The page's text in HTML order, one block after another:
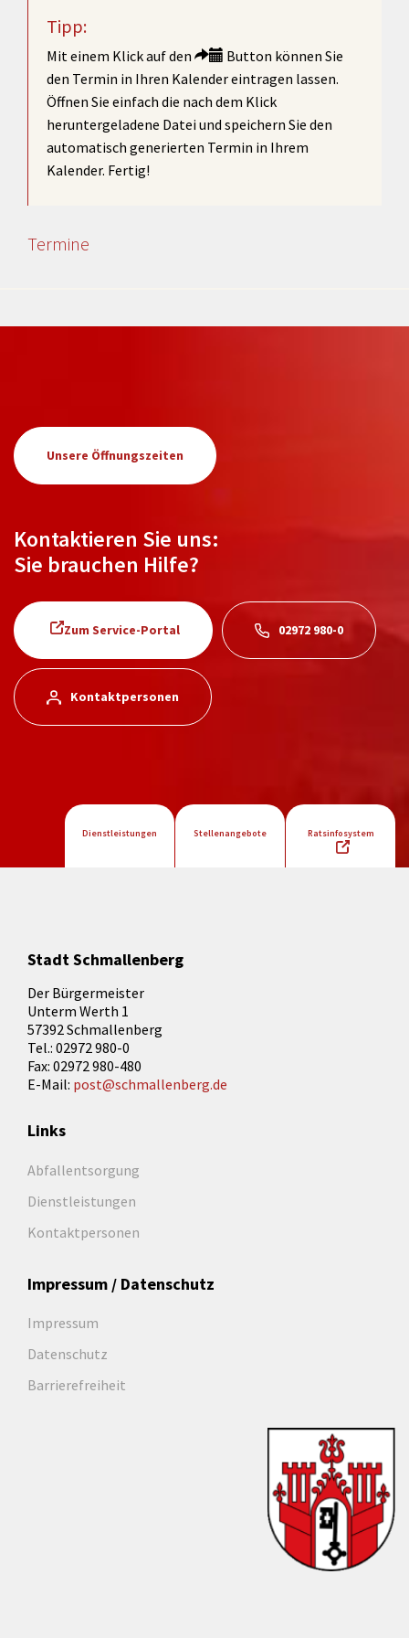
Tipp:
Mit einem Klick auf den
Button können Sie
den Termin in Ihren Kalender eintragen lassen.
Öffnen Sie einfach die nach dem Klick
heruntergeladene Datei und speichern Sie den
automatisch generierten Termin in Ihrem
Kalender. Fertig!
Termine
Unsere Öffnungszeiten
Kontaktieren Sie uns:
Sie brauchen Hilfe?
Zum Service-Portal 02972 980-0
Kontaktpersonen
Dienstleistungen Stellenangebote Ratsinfosystem
Stadt Schmallenberg
Der Bürgermeister
Unterm Werth 1
57392 Schmallenberg
Tel.: 02972 980-0
Fax: 02972 980-480
E-Mail: post@schmallenberg.de
Links
Abfallentsorgung
Dienstleistungen
Kontaktpersonen
Impressum / Datenschutz
Impressum
Datenschutz
Barrierefreiheit